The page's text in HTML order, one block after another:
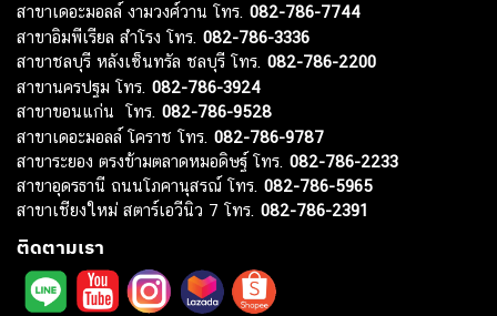
สาขาเดอะมอลล์ งามวงศ์วาน โทร. 082-786-7744
สาขาอิมพีเรียล สำโรง โทร. 082-786-3336
สาขาชลบุรี หลังเซ็นทรัล ชลบุรี โทร. 082-786-2200
สาขานครปฐม โทร. 082-786-3924
สาขาขอนแก่น โทร. 082-786-9528
สาขาเดอะมอลล์ โคราช โทร. 082-786-9787
สาขาระยอง ตรงข้ามตลาดหมอดิษฐ์ โทร. 082-786-2233
สาขาอุดรธานี ถนนโภคานุสรณ์ โทร. 082-786-5965
สาขาเชียงใหม่ สตาร์เอวีนิว 7 โทร. 082-786-2391
ติดตามเรา